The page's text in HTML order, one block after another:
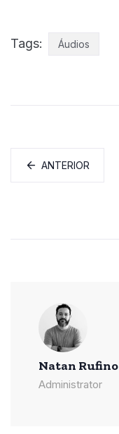
Tags: Áudios
ANTERIOR
Natan Rufino
Administrator